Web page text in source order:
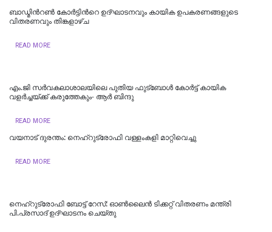
ബാഡ്മിന്‍റൺ കോർട്ടിന്‍റെ ഉദ്ഘാടനവും കായിക ഉപകരണങ്ങളുടെ
വിതരണവും തിങ്കളാഴ്ച
READ MORE
എം.ജി സര്‍വകലാശാലയിലെ പുതിയ ഫുട്ബോള്‍ കോര്‍ട്ട് കായിക
വളര്‍ച്ചയ്ക്ക് കരുത്തേകും- ആര്‍ ബിന്ദു
READ MORE
വയനാട് ദുരന്തം: നെഹ്റുട്രോഫി വള്ളംകളി മാറ്റിവെച്ചു
READ MORE
നെഹ്‌റുട്രോഫി ബോട്ട് റേസ്: ഓൺലൈൻ ടിക്കറ്റ് വിതരണം മന്ത്രി
പി.പ്രസാദ് ഉദ്ഘാടനം ചെയ്തു